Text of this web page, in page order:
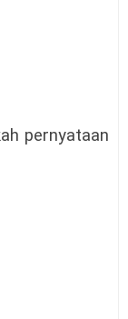
pernyataan